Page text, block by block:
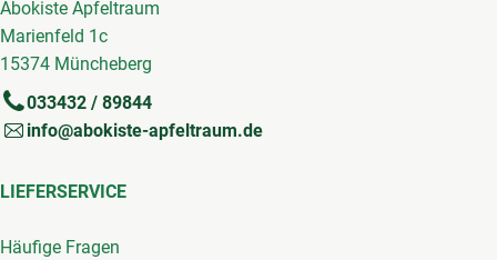
Abokiste Apfeltraum
Marienfeld 1c
15374 Müncheberg
033432 / 89844
info@abokiste-apfeltraum.de
LIEFERSERVICE
Häufige Fragen